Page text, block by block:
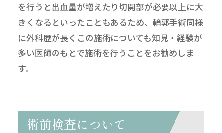
を行うと出血量が増えたり切開部が必要以上に大
きくなるといったこともあるため、輪郭手術同様
に外科歴が長くこの施術についても知見・経験が
多い医師のもとで施術を行うことをお勧めしま
す。
術前検査について